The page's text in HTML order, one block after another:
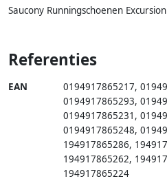
Saucony Runningschoenen
Referenties
EAN 0194917865217,
0194917865293,
0194917865231 ,
0194917865248,
194917865286,
194917865262,
194917865224